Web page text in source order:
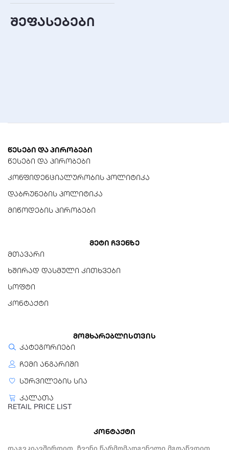
ინფორმაცია
სტანდარტული დამუხტვის
დრო
15 საათი
სერთიფიკატები
შეფასებები
წესები და პირობები
წესები და პირობები
კონფიდენციალურობის პოლიტიკა
დაბრუნების პოლიტიკა
მიწოდების პირობები
მეტი ჩვენზე
მთავარი
ხშირად დასმული კითხვები
სოფტი
კონტაქტი
მომხარებლისთვის
კატეგორიები
ჩემი ანგარიში
სურვილების სია
კალათა
RETAIL PRICE LIST
კონტაქტი